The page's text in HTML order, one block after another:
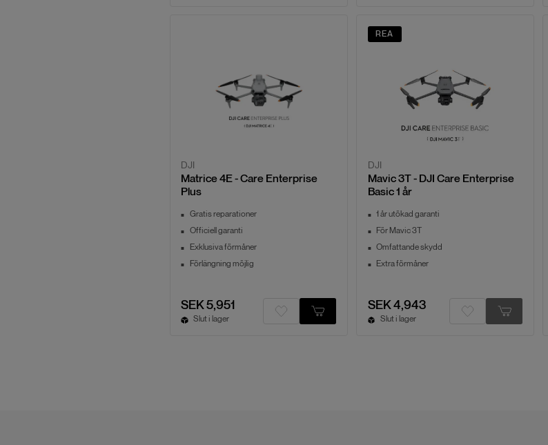
DJI
Matrice 4E - Care Enterprise
Plus
Gratis reparationer
Officiell garanti
Exklusiva förmåner
Förlängning möjlig
SEK 5,951
Slut i lager
REA
DJI
Mavic 3T - DJI Care Enterprise
Basic 1 år
1 år utökad garanti
För Mavic 3T
Omfattande skydd
Extra förmåner
SEK 4,943
Slut i lager